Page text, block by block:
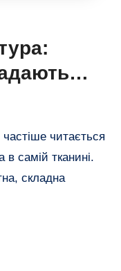
читається
в самій тканині.
складна